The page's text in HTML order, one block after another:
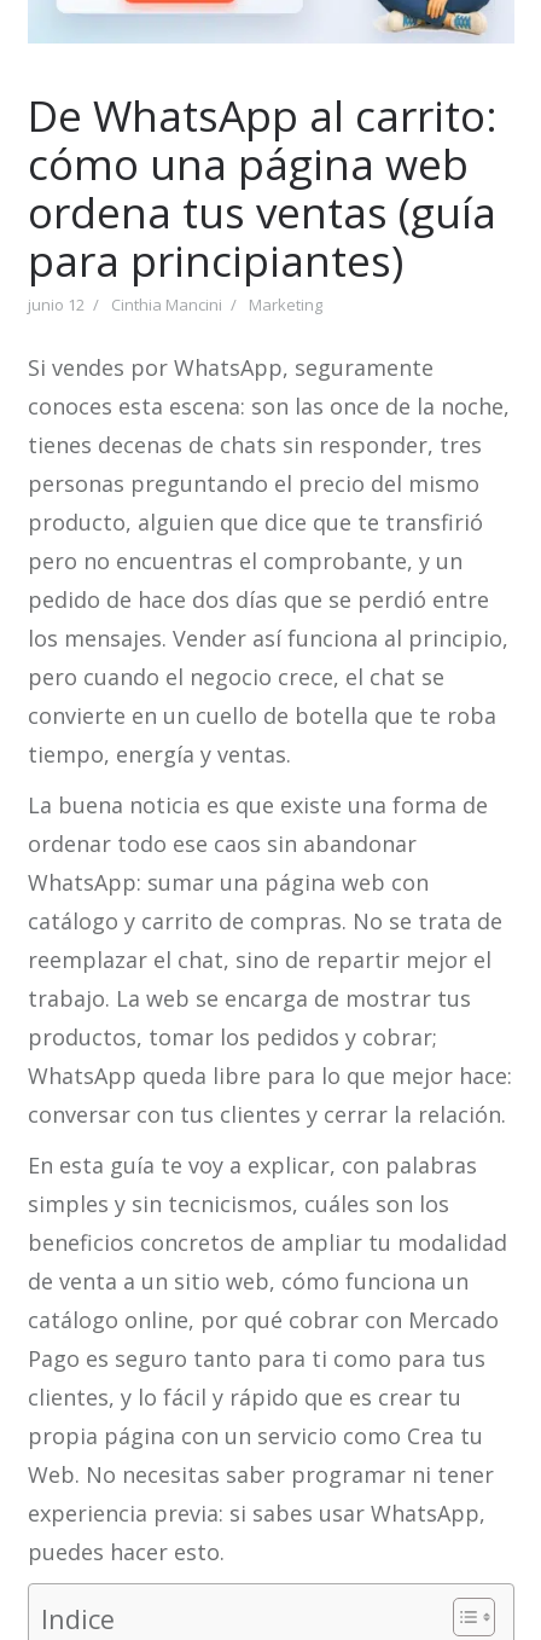
De WhatsApp al carrito:
cómo una página web
ordena tus ventas (guía
para principiantes)
junio 12 Cinthia Mancini Marketing
Si vendes por WhatsApp, seguramente
conoces esta escena: son las once de la noche,
tienes decenas de chats sin responder, tres
personas preguntando el precio del mismo
producto, alguien que dice que te transfirió
pero no encuentras el comprobante, y un
pedido de hace dos días que se perdió entre
los mensajes. Vender así funciona al principio,
pero cuando el negocio crece, el chat se
convierte en un cuello de botella que te roba
tiempo, energía y ventas.
La buena noticia es que existe una forma de
ordenar todo ese caos sin abandonar
WhatsApp: sumar una página web con
catálogo y carrito de compras. No se trata de
reemplazar el chat, sino de repartir mejor el
trabajo. La web se encarga de mostrar tus
productos, tomar los pedidos y cobrar;
WhatsApp queda libre para lo que mejor hace:
conversar con tus clientes y cerrar la relación.
En esta guía te voy a explicar, con palabras
simples y sin tecnicismos, cuáles son los
beneficios concretos de ampliar tu modalidad
de venta a un sitio web, cómo funciona un
catálogo online, por qué cobrar con Mercado
Pago es seguro tanto para ti como para tus
clientes, y lo fácil y rápido que es crear tu
propia página con un servicio como Crea tu
Web. No necesitas saber programar ni tener
experiencia previa: si sabes usar WhatsApp,
puedes hacer esto.
Indice